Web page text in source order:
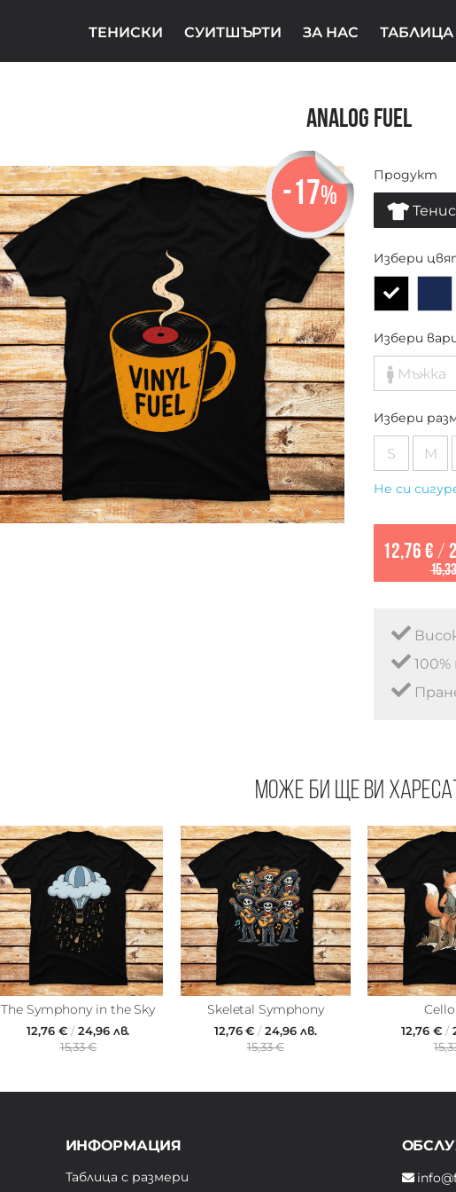
ТЕНИСКИ СУИТШЪРТИ ЗА НАС ТАБЛИЦА
Analog Fuel
-17%
Продукт
Избери
Избери
Мъжка
Избери
S M
Не си
12,76 € /
Може би ще ви
The Symphony in the Sky
12,76 € /24,96 лв.
15,33 €
Skeletal Symphony
12,76 €/24,96 лв.
15,33 €
12,76 € /
ИНФОРМАЦИЯ
Таблица с размери